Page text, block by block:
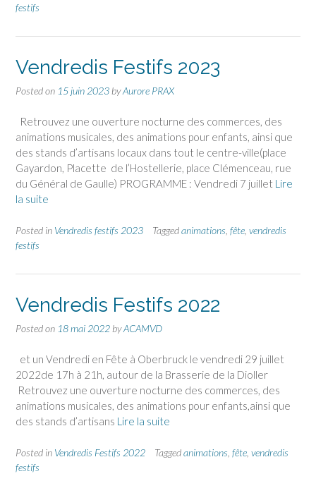
festifs
Vendredis Festifs 2023
Posted on 15 juin 2023 byAurore PRAX
Retrouvez une ouverture nocturne des commerces, des
animations musicales, des animations pour enfants, ainsi que
des stands d’artisans locaux dans tout le centre-ville(place
Gayardon, Placette de l’Hostellerie, place Clémenceau, rue
du Général de Gaulle) PROGRAMME : Vendredi 7 juillet Lire
la suite
Posted in Vendredis festifs 2023 Taggedanimations fête vendredis
festifs
Vendredis Festifs 2022
Posted on 18 mai 2022 byACAMVD
et un Vendredi en Fête à Oberbruck le vendredi 29 juillet
2022de 17h à 21h, autour de la Brasserie de la Dioller
Retrouvez une ouverture nocturne des commerces, des
animations musicales, des animations pour enfants,ainsi que
des stands d’artisans Lire la suite
Posted in Vendredis Festifs 2022 Taggedanimations fête vendredis
festifs